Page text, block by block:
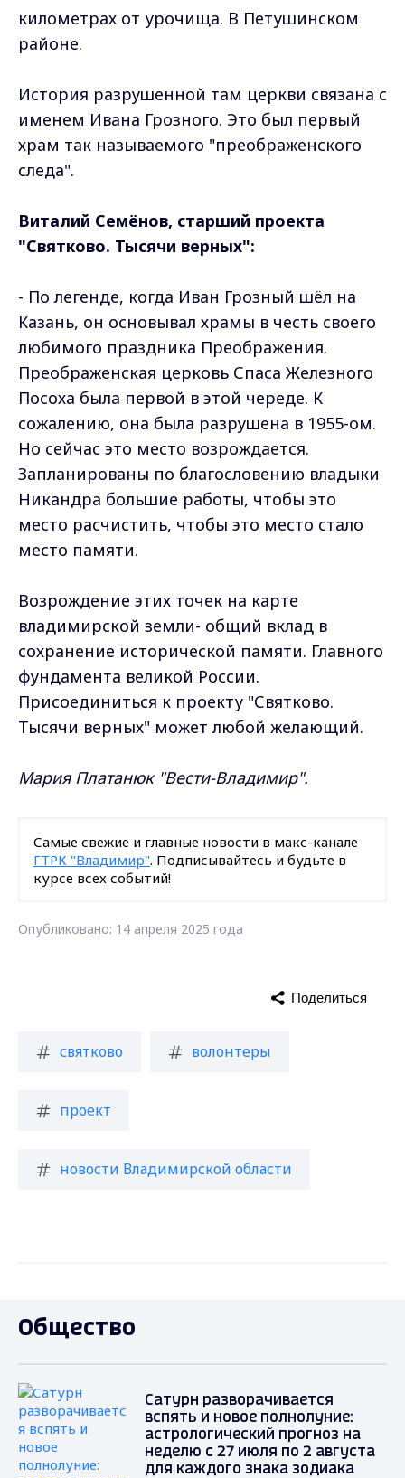
километрах от урочища. В Петушинском
районе.
История разрушенной там церкви связана с
именем Ивана Грозного. Это был первый
храм так называемого "преображенского
следа".
Виталий Семёнов, старший проекта
"Святково. Тысячи верных":
- По легенде, когда Иван Грозный шёл на
Казань, он основывал храмы в честь своего
любимого праздника Преображения.
Преображенская церковь Спаса Железного
Посоха была первой в этой череде. К
сожалению, она была разрушена в 1955-ом.
Но сейчас это место возрождается.
Запланированы по благословению владыки
Никандра большие работы, чтобы это
место расчистить, чтобы это место стало
место памяти.
Возрождение этих точек на карте
владимирской земли- общий вклад в
сохранение исторической памяти. Главного
фундамента великой России.
Присоединиться к проекту "Святково.
Тысячи верных" может любой желающий.
Мария Платанюк "Вести-Владимир".
Самые свежие и главные новости в макс-канале
ГТРК "Владимир". Подписывайтесь и будьте в
курсе всех событий!
Опубликовано: 14 апреля 2025 года
святково волонтеры
проект
новости Владимирской области
Поделиться
Общество
Сатурн разворачивается
вспять и новое полнолуние:
астрологический прогноз на
неделю с 27 июля по 2 августа
для каждого знака зодиака